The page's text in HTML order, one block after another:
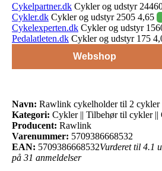
Cykelpartner.dk Cykler og udstyr
Cykler.dk Cykler og udstyr 2505 4,65
Cykelexperten.dk Cykler og udstyr
Pedalatleten.dk Cykler og udstyr 175
Webshop
Navn: Rawlink cykelholder til 2 cykler
Kategori: Cykler || Tilbehør til cykler ||
Producent: Rawlink
Varenummer: 5709386668532
EAN: 5709386668532Vurderet til 4.1
på 31 anmeldelser